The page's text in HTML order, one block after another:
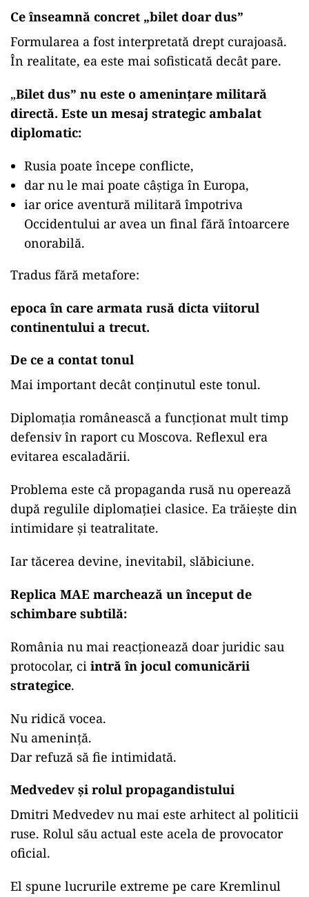
Ce înseamnă concret „bilet doar dus”
Formularea a fost interpretată drept curajoasă.
În realitate, ea este mai sofisticată decât pare.
„Bilet dus” nu este o amenințare militară
directă. Este un mesaj strategic ambalat
diplomatic:
Rusia poate începe conflicte,
dar nu le mai poate câștiga în Europa,
iar orice aventură militară împotriva
Occidentului ar avea un final fără întoarcere
onorabilă.
Tradus fără metafore:
epoca în care armata rusă dicta viitorul
continentului a trecut.
De ce a contat tonul
Mai important decât conținutul este tonul.
Diplomația românească a funcționat mult timp
defensiv în raport cu Moscova. Reflexul era
evitarea escaladării.
Problema este că propaganda rusă nu operează
după regulile diplomației clasice. Ea trăiește din
intimidare și teatralitate.
Iar tăcerea devine, inevitabil, slăbiciune.
Replica MAE marchează un început de
schimbare subtilă:
România nu mai reacționează doar juridic sau
protocolar, ci intră în jocul comunicării
strategice.
Nu ridică vocea.
Nu amenință.
Dar refuză să fie intimidată.
Medvedev și rolul propagandistului
Dmitri Medvedev nu mai este arhitect al politicii
ruse. Rolul său actual este acela de provocator
oficial.
El spune lucrurile extreme pe care Kremlinul